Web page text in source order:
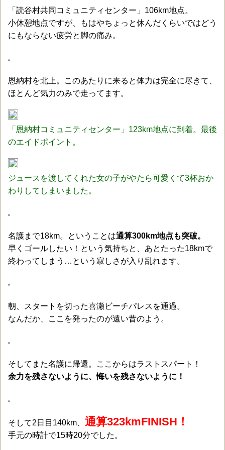
「読谷村共同コミュニティセンター」106km地点。
小休憩地点ですが、もはやちょっと休んだくらいではどう
にもならない疲労と脚の痛み。
恩納村を北上。このあたりに来ると体力は完全に尽きて、
ほとんど気力のみで走ってます。
「恩納村コミュニティセンター」123km地点に到着。最後
のエイドポイント。
ジュースを渡してくれた女の子がやたら可愛くて3杯おか
わりしてしまいました。
名護まで18km。ということは通算300km地点も突破。
早くゴールしたい！という気持ちと、あとたった18kmで
終わってしまう…という寂しさが入り乱れます。
朝、スタートを切った喜瀬ビーチパレスを通過。
なんだか、ここを発ったのが遠い昔のよう。
そしてまた名護に帰還。ここからはラストスパート！
余力を残さないように、悔いを残さないように！
そして2日目140km、 通算323kmFINISH！
手元の時計で15時20分でした。